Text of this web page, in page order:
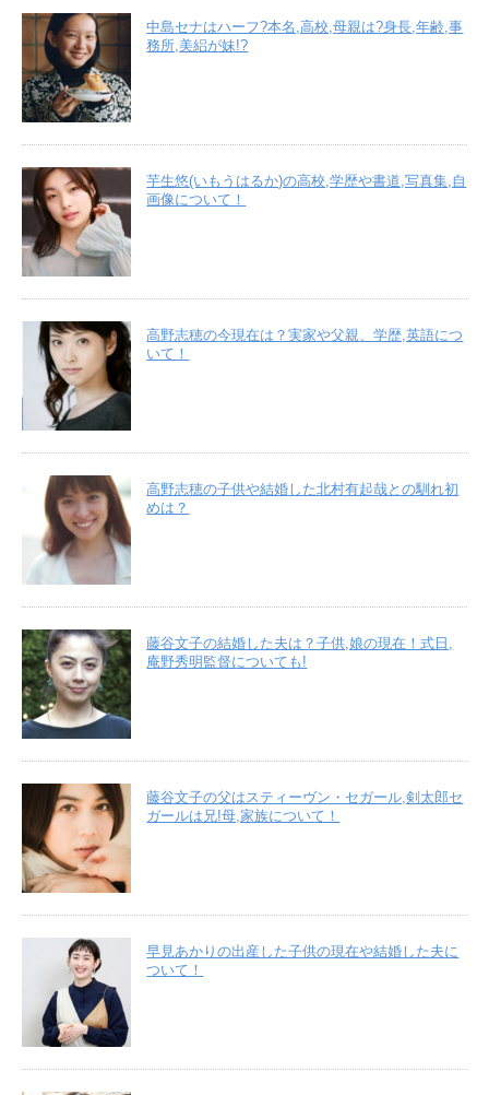
中島セナはハーフ?本名,高校,母親は?身長,年齢,事
務所,美絽が妹!?
芋生悠(いもうはるか)の高校,学歴や書道,写真集,自
画像について！
高野志穂の今現在は？実家や父親、学歴,英語につ
いて！
高野志穂の子供や結婚した北村有起哉との馴れ初
めは？
藤谷文子の結婚した夫は？子供,娘の現在！式日,
庵野秀明監督についても!
藤谷文子の父はスティーヴン・セガール,剣太郎セ
ガールは兄!母,家族について！
早見あかりの出産した子供の現在や結婚した夫に
ついて！